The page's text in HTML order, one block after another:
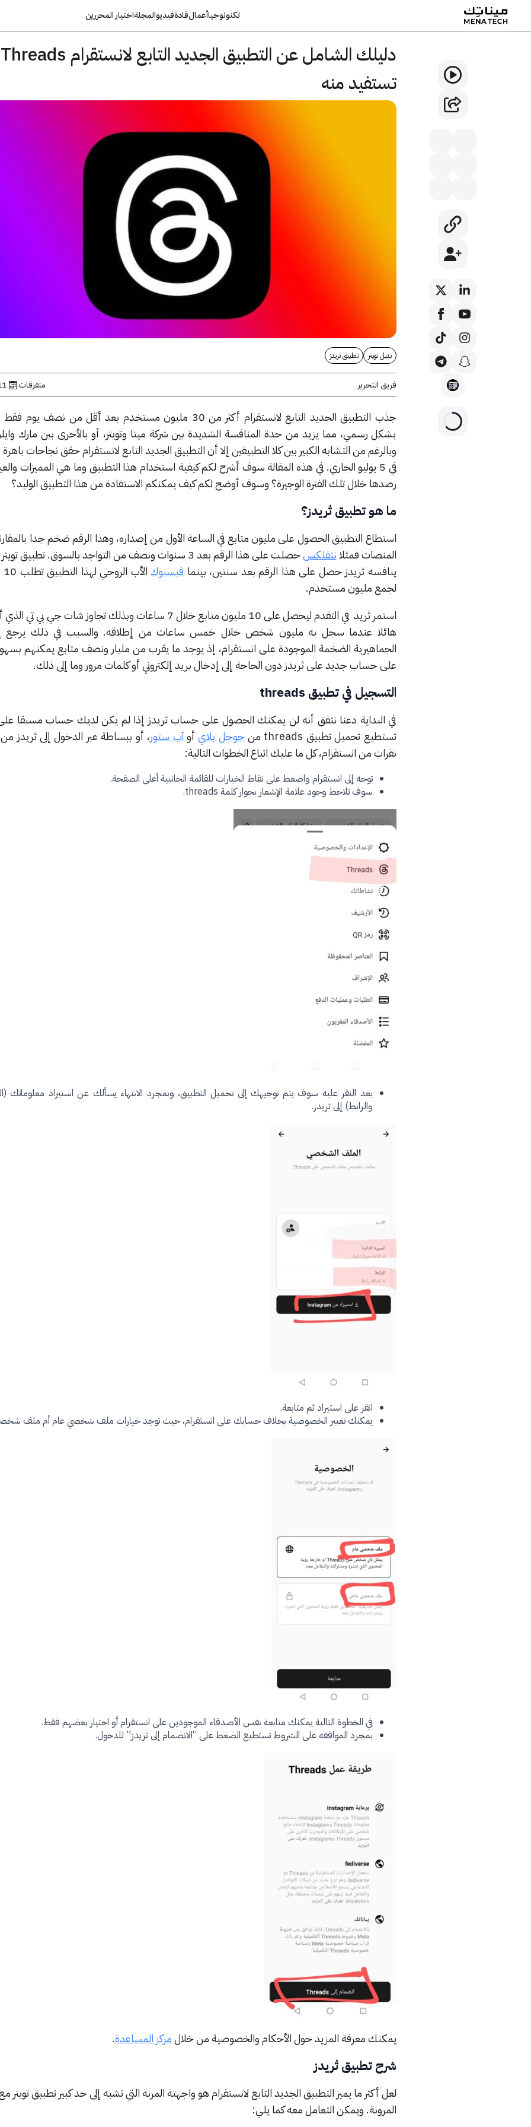
تكنولوجياأعمالقادةفيديوالمجلةاختيار المحررين
تستفيد منه
بديل تويتر تطبيق ثريدز
فريق التحرير متفرقات 11
جذب التطبيق الجديد التابع لانستقرام أكثر من 30 مليون مستخدم بعد أقل من
بشكل رسمي، مما يزيد من حدة المنافسة الشديدة بين شركة ميتا وتويتر، أو بالأحرى بين مارك
وبالرغم من التشابه الكبير بين كلا التطبيقين إلا أن التطبيق الجديد التابع لانستقرام حقق نجاحات
في 5 يوليو الجاري.
في هذه المقالة سوف أشرح لكم كيفية استخدام هذا التطبيق وما هي المميزات
رصدها خلال تلك الفترة الوجيزة؟ وسوف أوضح لكم كيف يمكنكم الاستفادة من هذا التطبيق الوليد؟
ما هو تطبيق ثريدز؟
استطاع التطبيق الحصول على مليون متابع في الساعة الأول من إصداره، وهذا الرقم ضخم جدا
المنصات فمثلانتفلكسحصلت على هذا الرقم بعد 3 سنوات ونصف من التواجد بالسوق.
تطبيق
ينافسه ثريدز حصل على هذا الرقم بعد سنتين، بينمافيسبوك
لجمع مليون مستخدم.
استمر ثريد في التقدم ليحصل على 10 مليون متابع خلال 7 ساعات وبذلك تجاوز شات
هائلا عندما سجل به مليون شخص خلال خمس ساعات من إطلاقه. والسبب في ذلك يرجع
الجماهيرية الضخمة الموجودة على انستقرام، إذ يوجد ما يقرب من مليار ونصف متابع يمكنهم
على حساب جديد على ثريدز دون الحاجة إلى إدخال بريد إلكتروني أو كلمات مرور وما إلى ذلك.
التسجيل في تطبيق threads
في البداية دعنا نتفق أنه لن يمكنك الحصول على حساب ثريدز إذا لم يكن لديك حساب مسبقا
تستطيع تحميل تطبيق threads من
جوجل بلايأوآب ستور، أو ببساطة عبر الدخول إلى ثريدز
نقرات من انستقرام، كل ما عليك اتباع الخطوات التالية:
توجه إلى انستقرام واضغط على نقاط الخيارات للقائمة الجانبية أعلى الصفحة.
سوف تلاحظ وجود علامة الإشعار بجوار كلمة threads.
بعد النقر عليه سوف يتم توجيهك إلى تحميل التطبيق، وبمجرد الانتهاء يسألك عن استيراد معلوماتك
والرابط) إلى ثريدز.
انقر على استيراد ثم متابعة.
يمكنك تغيير الخصوصية بخلاف حسابك على انستقرام، حيث توجد خيارات ملف شخصي عام أم ملف
في الخطوة التالية يمكنك متابعة نفس الأصدقاء الموجودين على انستقرام أو اختيار بعضهم فقط.
بمجرد الموافقة على الشروط تستطيع الضغط على “الانضمام إلى ثريدز” للدخول.
يمكنك معرفة المزيد حول الأحكام والخصوصية من خلالمركز المساعدة.
شرح تطبيق ثريدز
لعل أكثر ما يميز التطبيق الجديد التابع لانستقرام هو واجهتة المرنة التي تشبه إلى حد كبير تطبيق تويتر
المرونة. ويمكن التعامل معه كما يلي: